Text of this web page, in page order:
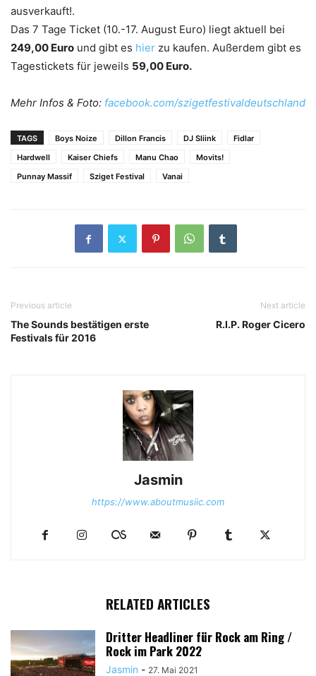
ausverkauft!.
Das 7 Tage Ticket (10.-17. August Euro) liegt aktuell bei
249,00 Euro und gibt es hier zu kaufen. Außerdem gibt es
Tagestickets für jeweils 59,00 Euro.
Mehr Infos & Foto: facebook.com/szigetfestivaldeutschland
TAGS Boys Noize Dillon Francis DJ Sliink
Fidlar
Hardwell
Kaiser Chiefs Manu Chao
Movits!
Punnay Massif
Sziget Festival Vanai
Previous article
The Sounds bestätigen erste
Festivals für 2016
Next article
R.I.P. Roger Cicero
Jasmin
https://www.aboutmusiic.com
RELATED ARTICLES
Dritter Headliner für Rock am Ring /
Rock im Park 2022
Jasmin - 27. Mai 2021